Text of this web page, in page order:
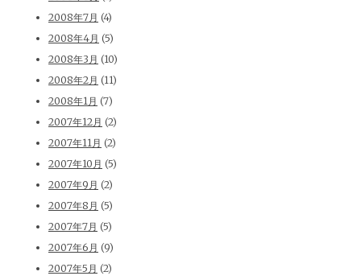
2008年7月 (4)
2008年4月 (5)
2008年3月 (10)
2008年2月 (11)
2008年1月 (7)
2007年12月 (2)
2007年11月 (2)
2007年10月 (5)
2007年9月 (2)
2007年8月 (5)
2007年7月 (5)
2007年6月 (9)
2007年5月 (2)